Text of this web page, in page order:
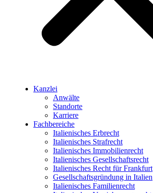
Kanzlei
Anwälte
Standorte
Karriere
Fachbereiche
Italienisches Erbrecht
Italienisches Strafrecht
Italienisches Immobilienrecht
Italienisches Gesellschaftsrecht
Italienisches Recht für Frankfurt
Gesellschaftsgründung in Italien
Italienisches Familienrecht